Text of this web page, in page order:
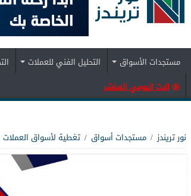
مستجدات الأسواق التحليل الفني للعملات
البث اليومي المباشر
نور تريندز / مستجدات أسواق / تغطية لأسواق العملات